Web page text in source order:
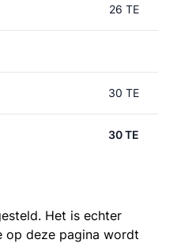
26 TE
30 TE
30 TE
Het is echter
op deze pagina wordt